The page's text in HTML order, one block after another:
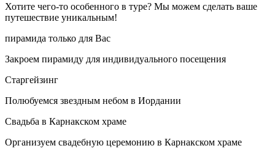
Хотите чего-то особенного в туре? Мы можем сделать ваше
путешествие уникальным!
пирамида только для Вас
Закроем пирамиду для индивидуального посещения
Старгейзинг
Полюбуемся звездным небом в Иордании
Свадьба в Карнакском храме
Организуем свадебную церемонию в Карнакском храме